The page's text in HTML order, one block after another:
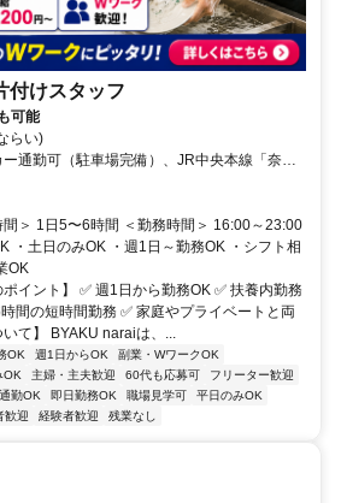
付けスタッフ
可能
らい)
通勤可（駐車場完備）、JR中央本線「奈良
＞ 1日5〜6時間 ＜勤務時間＞ 16:00～23:00
・土日のみOK ・週1日～勤務OK ・シフト相
OK
イント】 ✅ 週1日から勤務OK ✅ 扶養内勤務
間の短時間勤務 ✅ 家庭やプライベートと両
て】 BYAKU naraiは、...
OK 週1日からOK
副業・WワークOK
OK 主婦・主夫歓迎 60代も応募可
フリーター歓迎
勤OK 即日勤務OK 職場見学可
平日のみOK
歓迎 経験者歓迎 残業なし